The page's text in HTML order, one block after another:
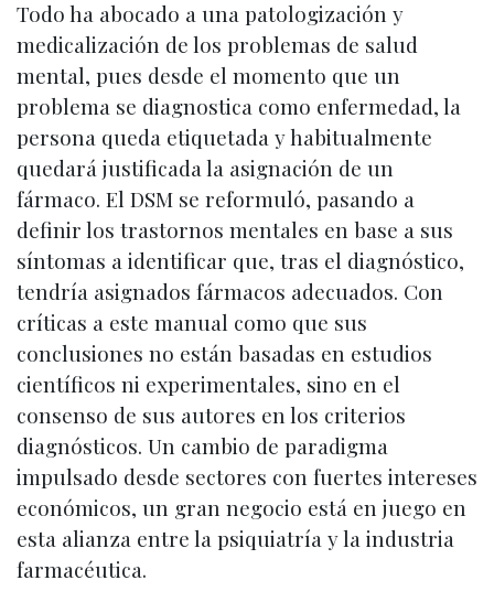
Todo ha abocado a una patologización y
medicalización de los problemas de salud
mental, pues desde el momento que un
problema se diagnostica como enfermedad, la
persona queda etiquetada y habitualmente
quedará justificada la asignación de un
fármaco. El DSM se reformuló, pasando a
definir los trastornos mentales en base a sus
síntomas a identificar que, tras el diagnóstico,
tendría asignados fármacos adecuados. Con
críticas a este manual como que sus
conclusiones no están basadas en estudios
científicos ni experimentales, sino en el
consenso de sus autores en los criterios
diagnósticos. Un cambio de paradigma
impulsado desde sectores con fuertes intereses
económicos, un gran negocio está en juego en
esta alianza entre la psiquiatría y la industria
farmacéutica.